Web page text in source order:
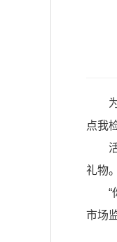
点我
礼物
“
市场